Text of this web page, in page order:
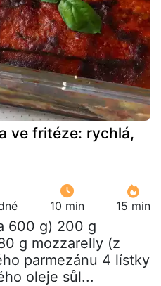
ve fritéze: rychlá,
10 min 15 min
600 g) 200 g
g mozzarelly (z
parmezánu 4 lístky
oleje sůl...